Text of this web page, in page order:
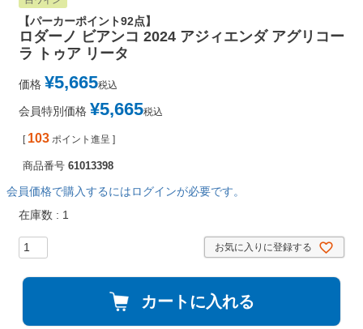
【パーカーポイント92点】
ロダーノ ビアンコ 2024 アジィエンダ アグリコー
ラ トゥア リータ
価格 ¥5,665税込
会員特別価格 ¥5,665税込
[ 103 ポイント進呈 ]
商品番号 61013398
会員価格で購入するにはログインが必要です。
在庫数
1
お気に入りに登録する
カートに入れる